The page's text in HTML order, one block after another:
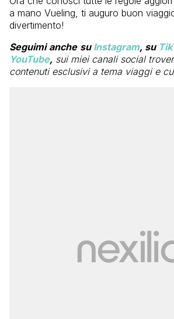
a mano Vueling, ti auguro buon
divertimento!
Seguimi anche su Instagram, su
YouTube, sui miei canali social
contenuti esclusivi a tema viaggi e